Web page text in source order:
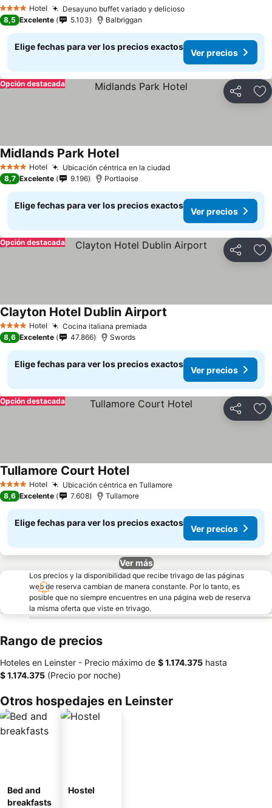
4 EstrellasHotel Desayuno buffet variado y delicioso
8,5 Excelente 5.103 Balbriggan
Elige fechas para ver los precios exactos
Ver precios
Compartir
Opción destacada
4 EstrellasHotel Ubicación céntrica en la ciudad
Midlands Park Hotel
8,7 Excelente 9.196 Portlaoise
Elige fechas para ver los precios exactos
Ver precios
Compartir
Opción destacada
4 EstrellasHotel Cocina italiana premiada
Clayton Hotel Dublin Airport
8,6 Excelente 47.866 Swords
Elige fechas para ver los precios exactos
Ver precios
Compartir
Opción destacada
4 EstrellasHotel Ubicación céntrica en Tullamore
Tullamore Court Hotel
8,6 Excelente 7.608 Tullamore
Elige fechas para ver los precios exactos
Ver precios
Ver más
Los precios y la disponibilidad que recibe trivago de las páginas
web de reserva cambian de manera constante. Por lo tanto, es
posible que no siempre encuentres en una página web de reserva
la misma oferta que viste en trivago.
Rango de precios
Hoteles en Leinster - Precio máximo de ‎$ 1.174.375 hasta
‎$ 1.174.375 (Precio por noche)
Otros hospedajes en Leinster
Bed and
breakfasts
Hostel